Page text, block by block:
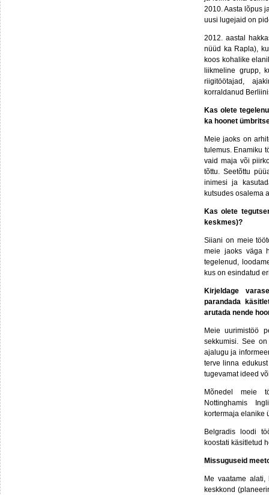
2010. Aasta lõpus
uusi lugejaid on
2012. aastal
nüüd ka Rapla),
koos kohalike
liikmeline grupp,
riigitöötajad,
korraldanud
Kas olete
ka hoonet
Meie jaoks on
tulemus. Enamiku
vaid maja või
tõttu. Seetõttu
inimesi ja
kutsudes osalema
Kas olete
keskmes)?
Siiani on meie
meie jaoks väga
tegelenud,
kus on esindatud
Kirjeldage
parandada
arutada nende
Meie uurimistöö
sekkumisi. See
ajalugu ja
terve linna
tugevamat ideed
Mõnedel meie
Nottinghamis
kortermaja elanike
Belgradis loodi
koostati käsitletud
Missuguseid
Me vaatame
keskkond